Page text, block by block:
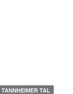
TANNHEIMER TAL